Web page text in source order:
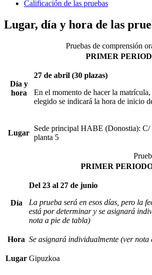
Calificación de las pruebas
Lugar, día y hora de las
Pruebas de comprensión
PRIMER
Día y
hora
27 de abril (30 plazas)
En el momento de hacer la
elegido se indicará la hora de inicio
Lugar
Sede principal HABE (Donostia): C/
planta 5
PRIMER
Día
Del 23 al 27 de junio
La prueba será en esos días, pero la
está por determinar y se asignará
nota a pie de tabla)
Hora Se asignará individualmente (ver nota
Lugar Gipuzkoa